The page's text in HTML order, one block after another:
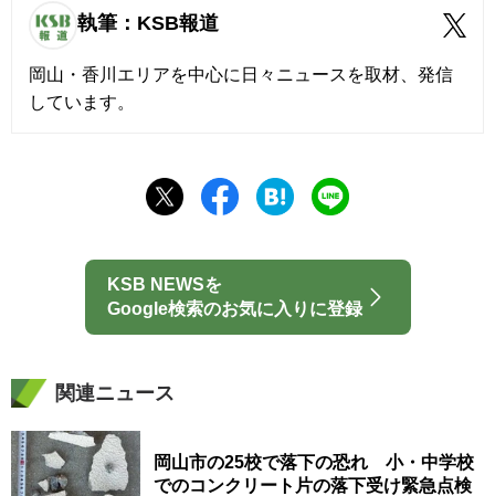
執筆：KSB報道
岡山・香川エリアを中心に日々ニュースを取材、発信
しています。
KSB NEWSを
Google検索のお気に入りに登録
関連ニュース
岡山市の25校で落下の恐れ 小・中学校
でのコンクリート片の落下受け緊急点検